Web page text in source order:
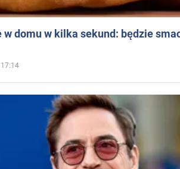
domu w kilka sekund: będzie